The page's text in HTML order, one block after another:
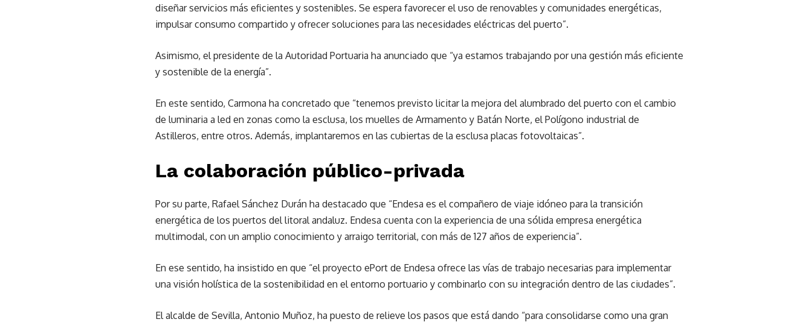
diseñar servicios más eficientes y sostenibles. Se espera favorecer el uso de renovables y comunidades energéticas,
impulsar consumo compartido y ofrecer soluciones para las necesidades eléctricas del puerto”.
Asimismo, el presidente de la Autoridad Portuaria ha anunciado que “ya estamos trabajando por una gestión más eficiente
y sostenible de la energía”.
En este sentido, Carmona ha concretado que “tenemos previsto licitar la mejora del alumbrado del puerto con el cambio
de luminaria a led en zonas como la esclusa, los muelles de Armamento y Batán Norte, el Polígono industrial de
Astilleros, entre otros. Además, implantaremos en las cubiertas de la esclusa placas fotovoltaicas”.
La colaboración público-privada
Por su parte, Rafael Sánchez Durán ha destacado que “Endesa es el compañero de viaje idóneo para la transición
energética de los puertos del litoral andaluz. Endesa cuenta con la experiencia de una sólida empresa energética
multimodal, con un amplio conocimiento y arraigo territorial, con más de 127 años de experiencia”.
En ese sentido, ha insistido en que “el proyecto ePort de Endesa ofrece las vías de trabajo necesarias para implementar
una visión holística de la sostenibilidad en el entorno portuario y combinarlo con su integración dentro de las ciudades”.
El alcalde de Sevilla, Antonio Muñoz, ha puesto de relieve los pasos que está dando “para consolidarse como una gran